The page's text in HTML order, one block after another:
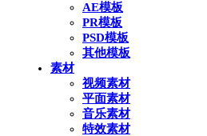
AE模板
PR模板
PSD模板
其他模板
素材
视频素材
平面素材
音乐素材
特效素材